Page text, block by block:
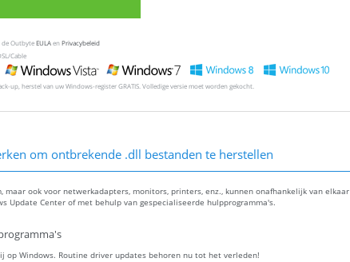
de OutbyteEULAenPrivacybeleid
Cable
up, herstel van uw Windows-register GRATIS. Volledige versie moet worden gekocht.
om ontbrekende .dll bestanden te herstellen
maar ook voor netwerkadapters, monitors, printers, enz., kunnen onafhankelijk van elkaar
Update Center of met behulp van gespecialiseerde hulpprogramma's.
Windows. Routine driver updates behoren nu tot het verleden!